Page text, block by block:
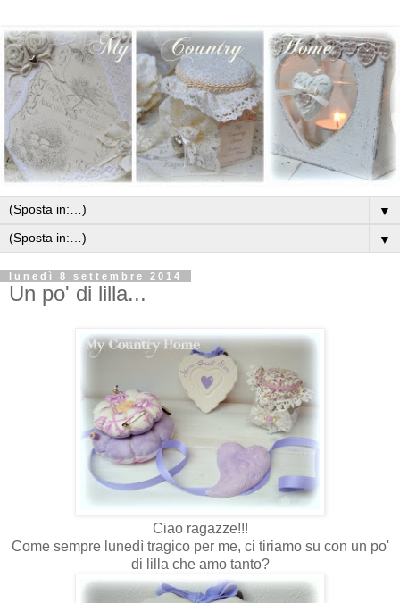
▼
▼
lunedì 8 settembre 2014
Un po' di lilla...
Ciao ragazze!!!
Come sempre lunedì tragico per me, ci tiriamo su con un po'
di lilla che amo tanto?